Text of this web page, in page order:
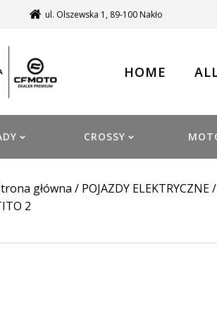
ul. Olszewska 1, 89-100 Nakło
HOME
CROSSY
główna / POJAZDY ELEKTRYCZNE
2